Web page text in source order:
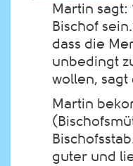
Martin sagt:
Bischof
dass die
unbedingt
wollen, sagt
Martin
guter und